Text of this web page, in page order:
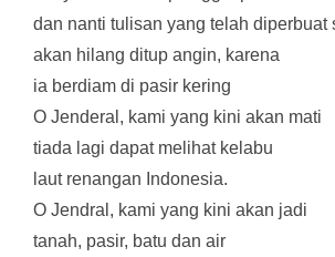
dan nanti tulisan yang telah diperbuat
akan hilang ditup angin, karena
ia berdiam di pasir kering
O Jenderal, kami yang kini akan mati
tiada lagi dapat melihat kelabu
laut renangan Indonesia.
O Jendral, kami yang kini akan jadi
tanah, pasir, batu dan air